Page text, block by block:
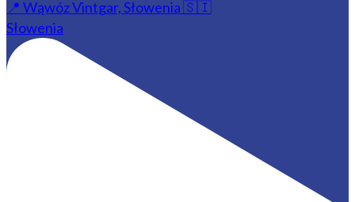
📍 Wąwóz Vintgar, Słowenia 🇸🇮
Słowenia